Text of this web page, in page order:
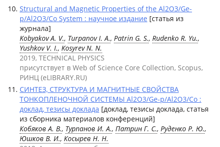
Structural and Magnetic Properties of the Al2O3/Ge-
p/Al2O3/Co System : научное издание [статья из
журнала]
Kobyakov A. V., Turpanov I. A., Patrin G. S., Rudenko R. Yu.,
Yushkov V. I., Kosyrev N. N.
2019, TECHNICAL PHYSICS
присутствует в Web of Science Core Collection, Scopus,
РИНЦ (eLIBRARY.RU)
СИНТЕЗ, СТРУКТУРА И МАГНИТНЫЕ СВОЙСТВА
ТОНКОПЛЕНОЧНОЙ СИСТЕМЫ Al2O3/Ge-p/Al2O3/Co :
доклад, тезисы доклада [доклад, тезисы доклада, статья
из сборника материалов конференций]
Кобяков А. В., Турпанов И. А., Патрин Г. С., Руденко Р. Ю.,
Юшков В. И., Косырев Н. Н.